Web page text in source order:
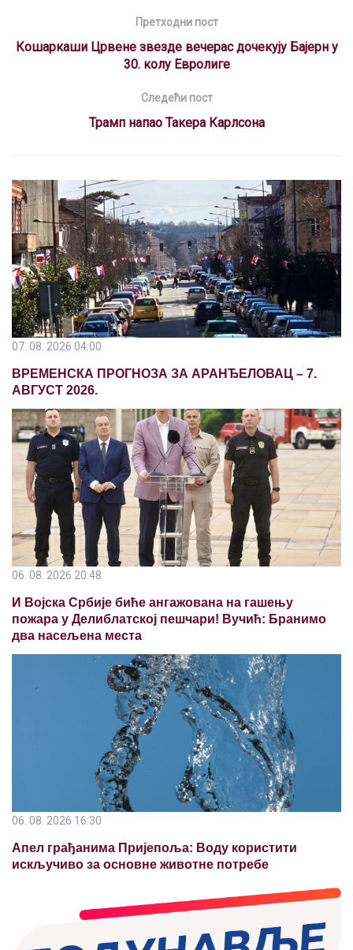
o
s
A
p
p
gr
a
m
d
s
n
t
Претходни пост
Кошаркаши Црвене звезде вечерас дочекују Бајерн у
30. колу Евролиге
Следећи пост
Трамп напао Такера Карлсона
07. 08. 2026 04:00
ВРЕМЕНСКА ПРОГНОЗА ЗА АРАНЂЕЛОВАЦ – 7.
АВГУСТ 2026.
06. 08. 2026 20:48
И Војска Србије биће ангажована на гашењу
пожара у Делиблатској пешчари! Вучић: Бранимо
два насељена места
06. 08. 2026 16:30
Апел грађанима Пријепоља: Воду користити
искључиво за основне животне потребе